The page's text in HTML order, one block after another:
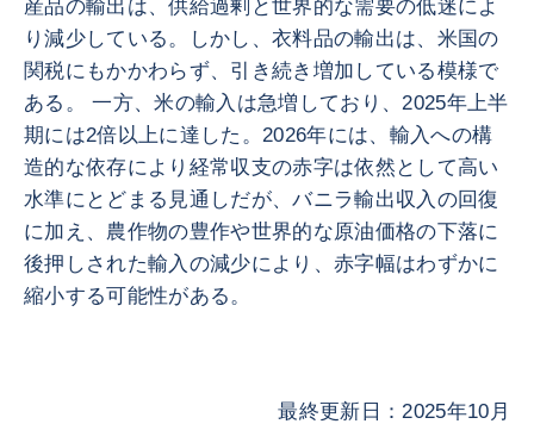
産品の輸出は、供給過剰と世界的な需要の低迷によ
り減少している。しかし、衣料品の輸出は、米国の
関税にもかかわらず、引き続き増加している模様で
ある。 一方、米の輸入は急増しており、2025年上半
期には2倍以上に達した。2026年には、輸入への構
造的な依存により経常収支の赤字は依然として高い
水準にとどまる見通しだが、バニラ輸出収入の回復
に加え、農作物の豊作や世界的な原油価格の下落に
後押しされた輸入の減少により、赤字幅はわずかに
縮小する可能性がある。
最終更新日：2025年10月